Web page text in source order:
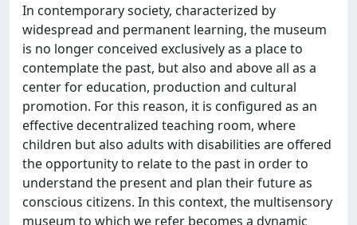
In contemporary society, characterized by
widespread and permanent learning, the museum
is no longer conceived exclusively as a place to
contemplate the past, but also and above all as a
center for education, production and cultural
promotion. For this reason, it is configured as an
effective decentralized teaching room, where
children but also adults with disabilities are offered
the opportunity to relate to the past in order to
understand the present and plan their future as
conscious citizens. In this context, the multisensory
museum to which we refer becomes a dynamic